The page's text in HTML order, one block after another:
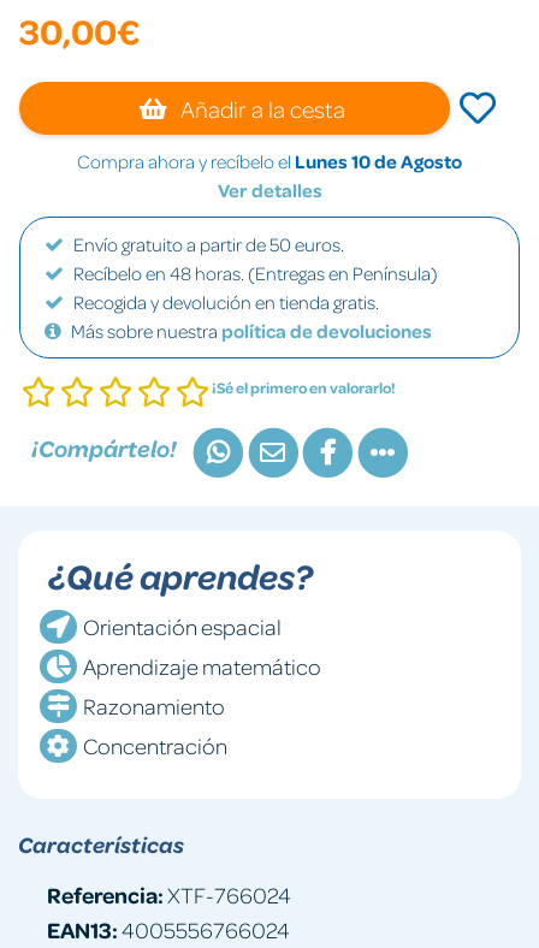
30,00€
Añadir a la cesta
Compra ahora y recíbelo el Lunes 10 de Agosto
Ver detalles
Envío gratuito a partir de 50 euros.
Recíbelo en 48 horas. (Entregas en Península)
Recogida y devolución en tienda gratis.
Más sobre nuestra política de devoluciones
¡Sé el primero en valorarlo!
¡Compártelo!
¿Qué aprendes?
Orientación espacial
Aprendizaje matemático
Razonamiento
Concentración
Características
Referencia:XTF-766024
EAN13:4005556766024